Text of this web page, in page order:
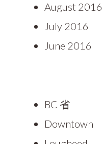
August 2016
July 2016
June 2016
BC 省
Downtown